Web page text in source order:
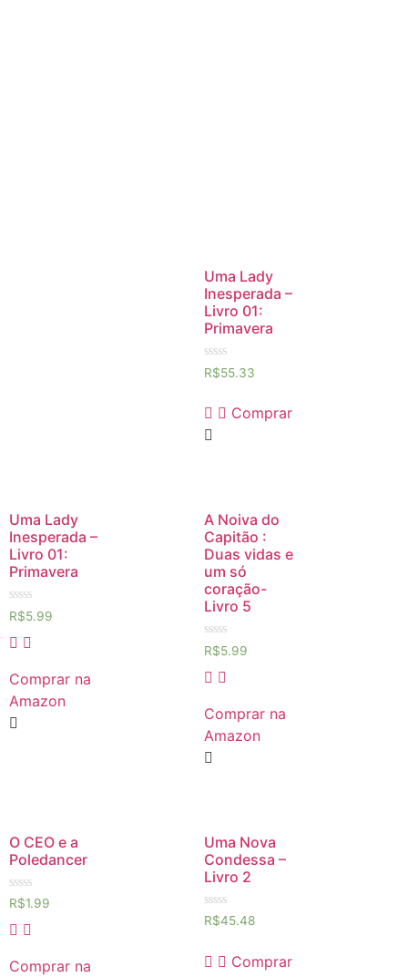
Uma Lady
Inesperada –
Livro 01:
Primavera
Avaliação
0
5
R$55.33
Comprar
Uma Lady
Inesperada –
Livro 01:
Primavera
Avaliação
0
de
5
R$5.99
Comprar na
Amazon
A Noiva do
Capitão :
Duas vidas e
um só
coração-
Livro 5
Avaliação
0
de
5
R$5.99
Comprar na
Amazon
O CEO e a
Poledancer
Avaliação
0
de
5
R$1.99
Comprar na
Uma Nova
Condessa –
Livro 2
Avaliação
0
5
R$45.48
Comprar